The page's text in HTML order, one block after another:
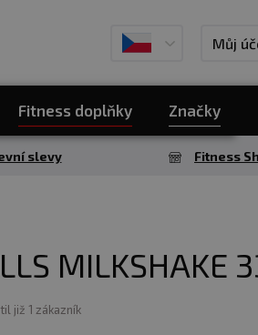
Můj
Fitness doplňky Značky
slevy Fitness
MILKSHAKE
již 1 zákazník